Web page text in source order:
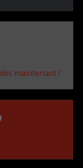
maintenant !